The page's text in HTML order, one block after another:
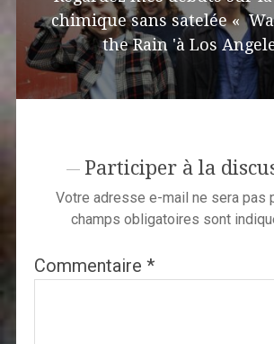
chimique sans satelée «
the Rain 'à Los
Participer à la
Votre adresse e-mail ne sera pas
champs obligatoires sont
Commentaire *